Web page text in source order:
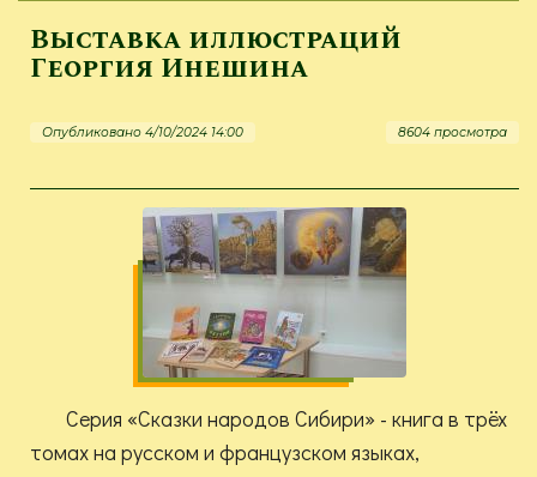
Выставка иллюстраций
Георгия Инешина
Опубликовано 4/10/2024 14:00 8604 просмотра
Серия «Сказки народов Сибири» - книга в трёх
томах на русском и французском языках,